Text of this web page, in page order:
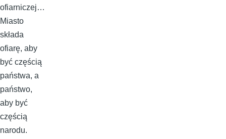
ofiarniczej…
Miasto
składa
ofiarę, aby
być częścią
państwa, a
państwo,
aby być
częścią
narodu.